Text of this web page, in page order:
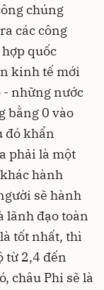
chúng
các công
quốc
kinh tế mới
- những nước
bằng 0 vào
đó khẩn
phải là một
hành
sẽ hành
lãnh đạo toàn
tốt nhất, thì
từ 2,4 đến
châu Phi sẽ là